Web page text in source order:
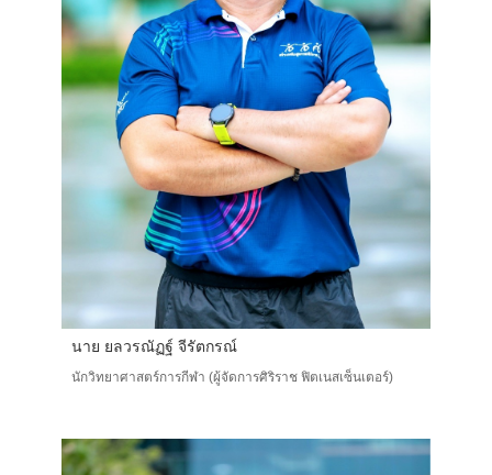
นาย ยลวรณัฏฐ์ จีรัตกรณ์
นักวิทยาศาสตร์การกีฬา (ผู้จัดการศิริราช ฟิตเนสเซ็นเตอร์)